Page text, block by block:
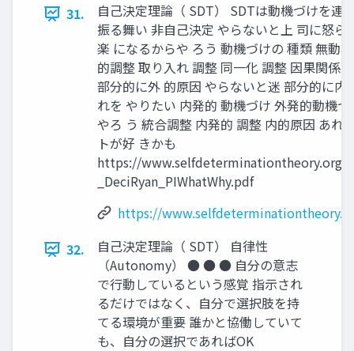
31.
自己決定理論（ SDT） SDTは動機づけを連
振る舞い 非自己決定 やらないと上 司に怒ら
楽 になるからや ろう 動機づけの 種類 無動
的調整 取り入れ 調整 同一化 調整 因果関係
部分的に外 的原因 やらないと迷 部分的に内
れを やりたい 内発的 動機づけ 外発的動機
やろ う 統合調整 内発的 調整 内的原因 あれ
トが好 きかも
https://www.selfdeterminationtheory.org/
_DeciRyan_PIWhatWhy.pdf
https://
32.
自己決定理論（ SDT） 自律性
（Autonomy） ● ● ● 自分の意志
で行動しているという感覚 指示され
るだけではなく、自分で選択肢を持
てる環境が重要 誰かと協働していて
も、自分の選択であればOK